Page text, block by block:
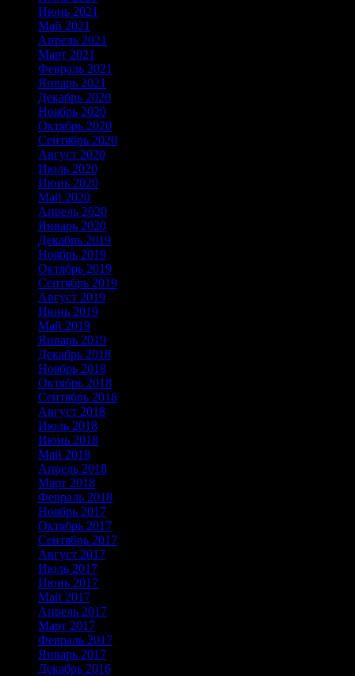
Июнь 2021
Май 2021
Апрель 2021
Март 2021
Февраль 2021
Январь 2021
Декабрь 2020
Ноябрь 2020
Октябрь 2020
Сентябрь 2020
Август 2020
Июль 2020
Июнь 2020
Май 2020
Апрель 2020
Январь 2020
Декабрь 2019
Ноябрь 2019
Октябрь 2019
Сентябрь 2019
Август 2019
Июнь 2019
Май 2019
Январь 2019
Декабрь 2018
Ноябрь 2018
Октябрь 2018
Сентябрь 2018
Август 2018
Июль 2018
Июнь 2018
Май 2018
Апрель 2018
Март 2018
Февраль 2018
Ноябрь 2017
Октябрь 2017
Сентябрь 2017
Август 2017
Июль 2017
Июнь 2017
Май 2017
Апрель 2017
Март 2017
Февраль 2017
Январь 2017
Декабрь 2016